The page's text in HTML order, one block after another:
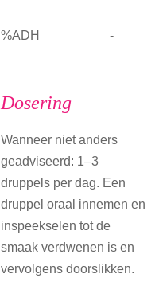
%ADH -
Dosering
Wanneer niet anders
geadviseerd: 1–3
druppels per dag. Een
druppel oraal innemen en
inspeekselen tot de
smaak verdwenen is en
vervolgens doorslikken.